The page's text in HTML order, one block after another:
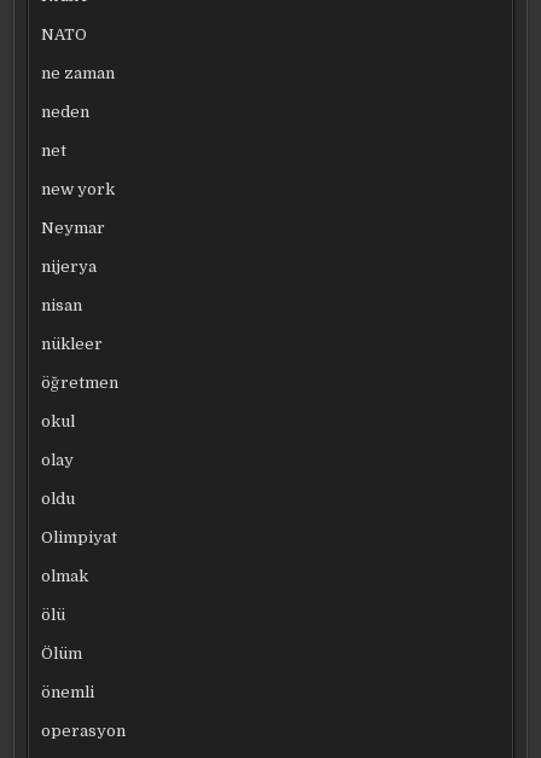
NATO
ne zaman
neden
net
new york
Neymar
nijerya
nisan
nükleer
öğretmen
okul
olay
oldu
Olimpiyat
olmak
ölü
Ölüm
önemli
operasyon